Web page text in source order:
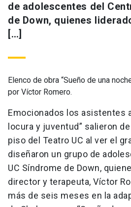
de adolescentes del
de Down, quienes
[…]
Elenco de obra “Sueño de una
por Víctor Romero.
Emocionados los asistentes
locura y juventud” salieron
piso del Teatro UC al ver el
diseñaron un grupo de
UC Síndrome de Down,
director y terapeuta, Víctor
más de seis meses en la